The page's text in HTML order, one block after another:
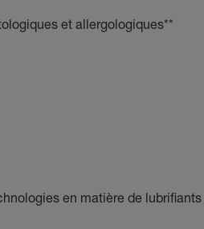
et allergologiques**
en matière de